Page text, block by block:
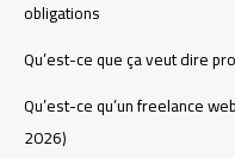
obligations
Qu’est-ce que ça veut dire
Qu’est-ce qu’un freelance
2026)